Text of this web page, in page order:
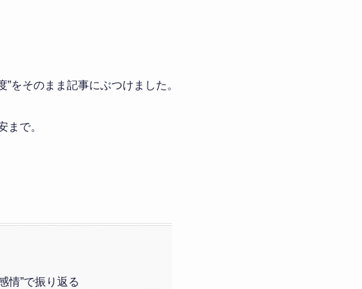
をそのまま記事にぶつけました。
まで。
情”で振り返る